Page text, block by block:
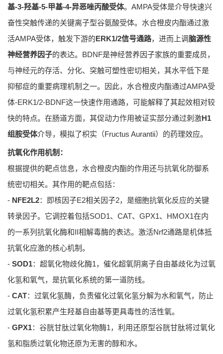
基-3-羟基-5-甲基-4-异恶唑丙酸受体。AMPA受体是介导快速兴
奋性突触传递的关键离子型谷氨酸受体。水合橙皮内酯通过激
活AMPA受体，触发下游的ERK1/2信号通路，进而上调脑源性
神经营养因子的表达。BDNF是神经营养因子家族的重要成员，
与神经元的存活、分化、突触可塑性密切相关，其水平低下是
抑郁症的重要病理机制之一。因此，水合橙皮内酯通过AMPA受
体-ERK1/2-BDNF这一快速作用通路，可能解释了其起效相对较
快的特点。在肠道方面，其促动力作用被证实部分通过刺激H1
组胺受体介导，模拟了枳实（Fructus Aurantii）的药理效应。
抗氧化作用机制：
根据提供的靶点信息，水合橙皮内酯的作用还与抗氧化防御系
统密切相关。其作用的靶点包括：
- NFE2L2：即核因子E2相关因子2，是细胞抗氧化反应的关键
转录因子。它调控着包括SOD1、CAT、GPX1、HMOX1在内
的一系列抗氧化酶和II相解毒酶的表达。激活Nrf2通路是机体抵
抗氧化应激的核心机制。
- SOD1：超氧化物歧化酶1，催化超氧阴离子自由基歧化为过氧
化氢和氧气，是抗氧化系统的第一道防线。
- CAT：过氧化氢酶，负责催化过氧化氢分解为水和氧气，防止
过氧化氢积累产生羟基自由基等更具毒性的活性氧。
- GPX1：谷胱甘肽过氧化物酶1，利用还原型谷胱甘肽将过氧化
氢和脂质过氧化物还原为无害的醇和水。